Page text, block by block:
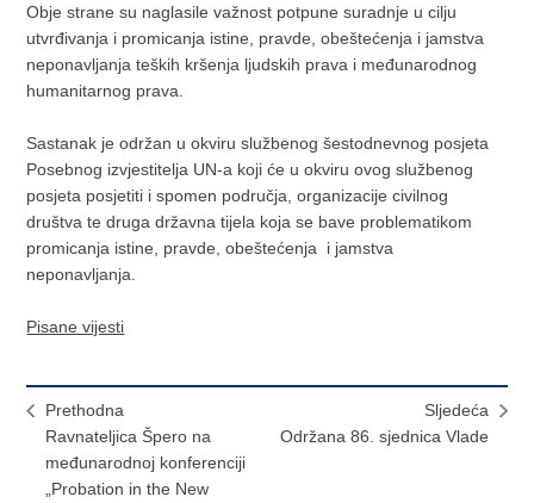
Obje strane su naglasile važnost potpune suradnje u cilju
utvrđivanja i promicanja istine, pravde, obeštećenja i jamstva
neponavljanja teških kršenja ljudskih prava i međunarodnog
humanitarnog prava.
Sastanak je održan u okviru službenog šestodnevnog posjeta
Posebnog izvjestitelja UN-a koji će u okviru ovog službenog
posjeta posjetiti i spomen područja, organizacije civilnog
društva te druga državna tijela koja se bave problematikom
promicanja istine, pravde, obeštećenja i jamstva
neponavljanja.
Pisane vijesti
Prethodna
Ravnateljica Špero na
međunarodnoj konferenciji
„Probation in the New
Sljedeća
Održana 86. sjednica Vlade